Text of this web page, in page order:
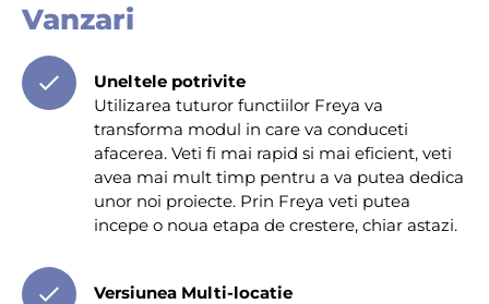
Vanzari
Uneltele potrivite
Utilizarea tuturor functiilor Freya va
transforma modul in care va conduceti
afacerea. Veti fi mai rapid si mai eficient, veti
avea mai mult timp pentru a va putea dedica
unor noi proiecte. Prin Freya veti putea
incepe o noua etapa de crestere, chiar astazi.
Versiunea Multi-locatie